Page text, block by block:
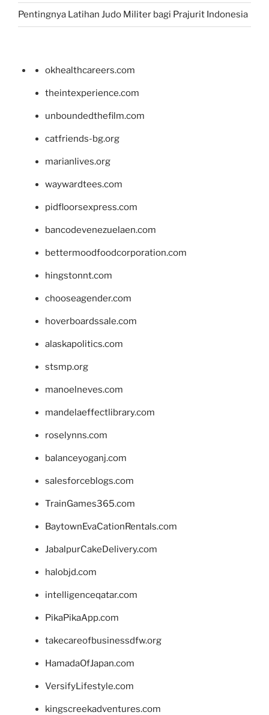
Pentingnya Latihan Judo Militer bagi Prajurit Indonesia
okhealthcareers.com
theintexperience.com
unboundedthefilm.com
catfriends-bg.org
marianlives.org
waywardtees.com
pidfloorsexpress.com
bancodevenezuelaen.com
bettermoodfoodcorporation.com
hingstonnt.com
chooseagender.com
hoverboardssale.com
alaskapolitics.com
stsmp.org
manoelneves.com
mandelaeffectlibrary.com
roselynns.com
balanceyoganj.com
salesforceblogs.com
TrainGames365.com
BaytownEvaCationRentals.com
JabalpurCakeDelivery.com
halobjd.com
intelligenceqatar.com
PikaPikaApp.com
takecareofbusinessdfw.org
HamadaOfJapan.com
VersifyLifestyle.com
kingscreekadventures.com